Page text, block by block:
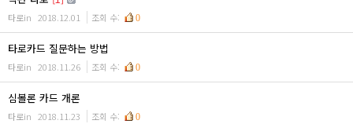
타로in 2018.12.01 조회 수: 0
타로카드 질문하는 방법
타로in 2018.11.26 조회 수: 0
심볼론 카드 개론
타로in 2018.11.23 조회 수: 0